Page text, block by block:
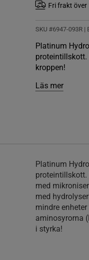
Fri frakt över
SKU #6947-093R |
Platinum
proteintillskott.
kroppen!
Läs mer
Platinum
med
med
mindre
aminosyrorna
i styrka!